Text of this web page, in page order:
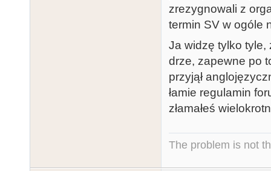
zrezygnowali z
termin SV w ogóle
Ja widzę tylko tyle,
drze, zapewne po
przyjął
łamie regulamin
złamałeś
The problem is not